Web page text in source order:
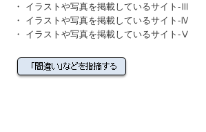
・ イラストや写真を掲載しているサイト-Ⅲ
・ イラストや写真を掲載しているサイト-Ⅳ
・ イラストや写真を掲載しているサイト-Ⅴ